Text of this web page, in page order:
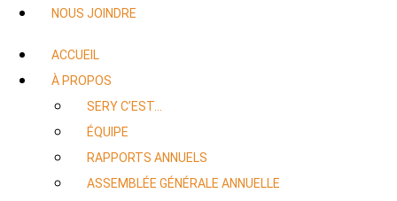
NOUS JOINDRE
ACCUEIL
À PROPOS
SERY C’EST…
ÉQUIPE
RAPPORTS ANNUELS
ASSEMBLÉE GÉNÉRALE ANNUELLE